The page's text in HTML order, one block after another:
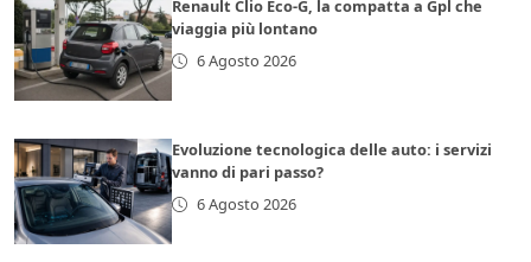
Renault Clio Eco-G, la compatta a Gpl che
viaggia più lontano
6 Agosto 2026
Evoluzione tecnologica delle auto: i servizi
vanno di pari passo?
6 Agosto 2026